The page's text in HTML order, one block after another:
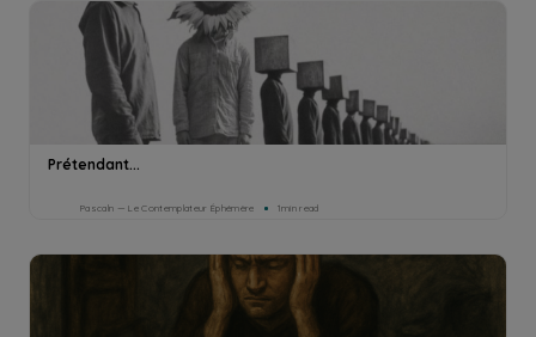
Prétendant...
Pascaln — Le Contemplateur Éphémère 1min read